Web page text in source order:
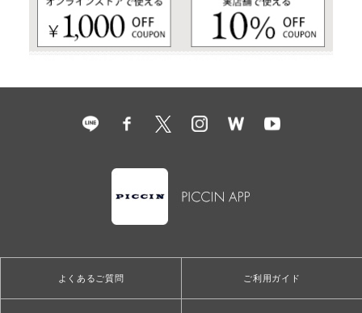
よくあるご質問 ご利用ガイド